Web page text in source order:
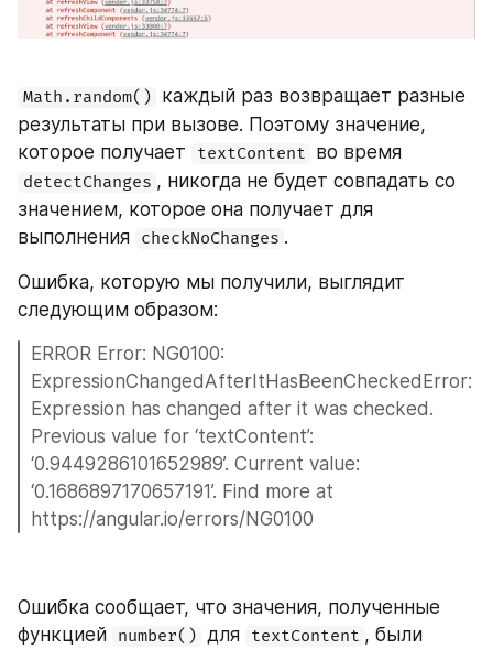
Math.random() каждый раз возвращает разные
результаты при вызове. Поэтому значение,
которое получает
textContent
detectChanges , никогда не будет совпадать со
значением, которое она получает для
выполнения checkNoChanges .
Ошибка, которую мы получили, выглядит
следующим образом:
ERROR Error: NG0100:
ExpressionChangedAfterItHasBeenCheckedError:
Expression has changed after it was checked.
Previous value for ‘textContent’:
‘0.9449286101652989’. Current value:
‘0.1686897170657191’. Find more at
https://angular.io/errors/NG0100
Ошибка сообщает, что значения, полученные
функцией number() для textContent , были